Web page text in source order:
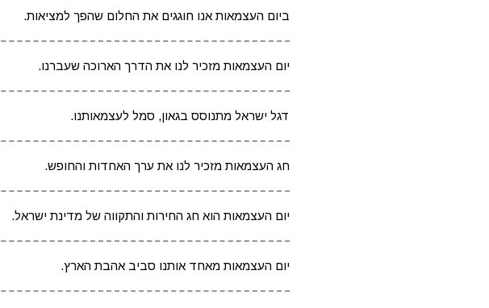
ביום העצמאות אנו חוגגים את החלום שהפך למציאות.
יום העצמאות מזכיר לנו את הדרך הארוכה שעברנו.
דגל ישראל מתנוסס בגאון, סמל לעצמאותנו.
חג העצמאות מזכיר לנו את ערך האחדות והחופש.
יום העצמאות הוא חג החירות והתקווה של מדינת ישראל.
יום העצמאות מאחד אותנו סביב אהבת הארץ.